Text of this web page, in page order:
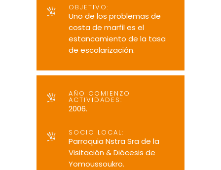
OBJETIVO:
Uno de los problemas de
costa de marfil es el
estancamiento de la tasa
de escolarización.
AÑO COMIENZO
ACTIVIDADES:
2006.
SOCIO LOCAL:
Parroquia Nstra Sra de la
Visitación & Diócesis de
Yomoussoukro.